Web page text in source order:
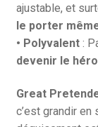
ajustable, et
le porter
• Polyvalent:
devenir le
Great
c’est grandir en